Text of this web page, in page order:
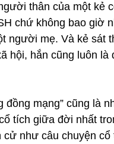
thân của một kẻ
chứ không bao giờ
người mẹ. Và kẻ sát
hội, hắn cũng luôn là
đồng mạng” cũng là
tích giữa đời nhất
như câu chuyện cổ